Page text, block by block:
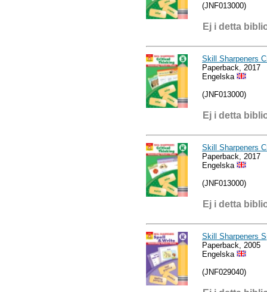
(JNF013000)
Ej i detta
Skill Sharpeners
Paperback, 2017
Engelska
(JNF013000)
Ej i detta
Skill Sharpeners
Paperback, 2017
Engelska
(JNF013000)
Ej i detta
Skill Sharpeners
Paperback, 2005
Engelska
(JNF029040)